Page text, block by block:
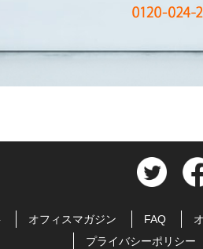
オフィスマガジン FAQ
プライバシーポリシー